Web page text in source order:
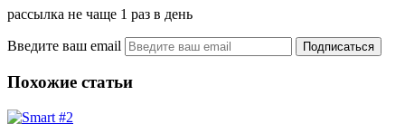
рассылка не чаще 1 раз в день
Введите ваш email
Похожие статьи